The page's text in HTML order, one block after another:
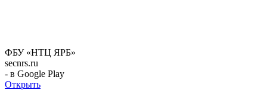
ФБУ «НТЦ ЯРБ»
secnrs.ru
- в Google Play
Открыть